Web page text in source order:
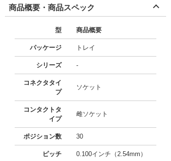
商品概要・商品スペック
型 商品概要
パッケージ トレイ
シリーズ -
コネクタタイ
プ
ソケット
コンタクトタ
イプ
雌ソケット
ポジション数 30
ピッチ 0.100インチ（2.54mm）